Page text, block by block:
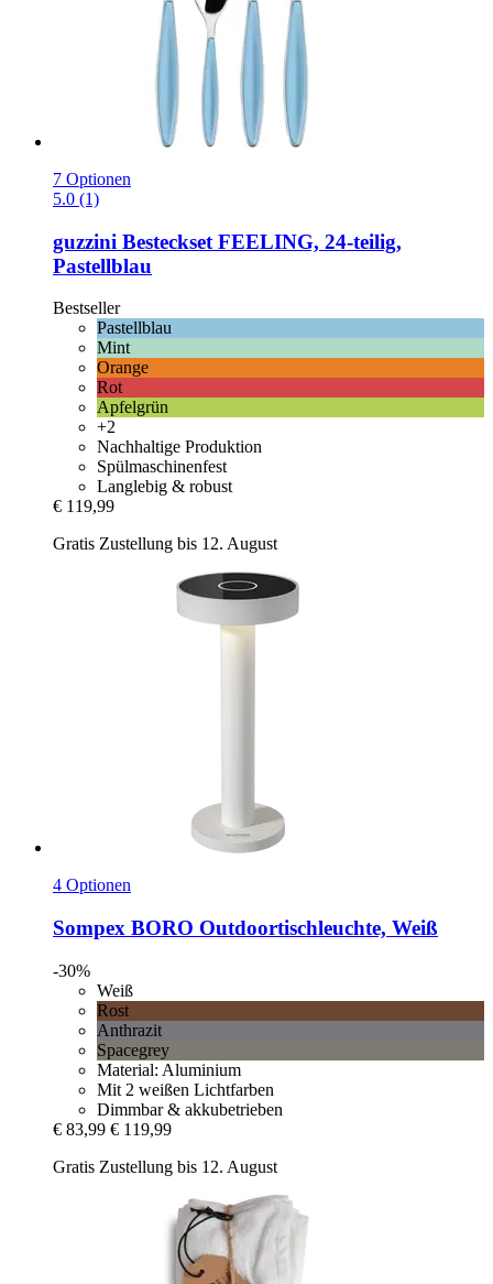
7 Optionen
5.0 (1)
guzzini Besteckset FEELING, 24-​teilig,
Pastellblau
Bestseller
Pastellblau
Mint
Orange
Rot
Apfelgrün
+2
Nachhaltige Produktion
Spülmaschinenfest
Langlebig & robust
€ 119,99
Gratis Zustellung bis 12. August
4 Optionen
Sompex BORO Outdoortischleuchte, Weiß
-30%
Weiß
Rost
Anthrazit
Spacegrey
Material: Aluminium
Mit 2 weißen Lichtfarben
Dimmbar & akkubetrieben
€ 83,99 € 119,99
Gratis Zustellung bis 12. August